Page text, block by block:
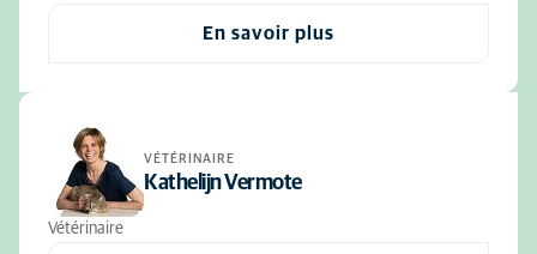
En savoir plus
VÉTÉRINAIRE
Kathelijn Vermote
Vétérinaire